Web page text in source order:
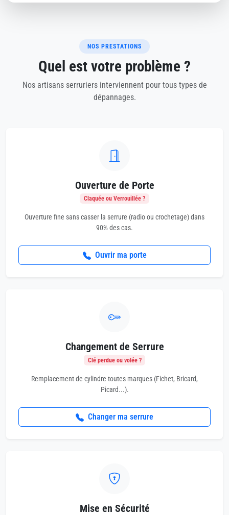
NOS PRESTATIONS
Quel est votre problème ?
Nos artisans serruriers interviennent pour tous types de
dépannages.
Ouverture de Porte
Claquée ou Verrouillée ?
Ouverture fine sans casser la serrure (radio ou crochetage) dans
90% des cas.
Ouvrir ma porte
Changement de Serrure
Clé perdue ou volée ?
Remplacement de cylindre toutes marques (Fichet, Bricard,
Picard...).
Changer ma serrure
Mise en Sécurité